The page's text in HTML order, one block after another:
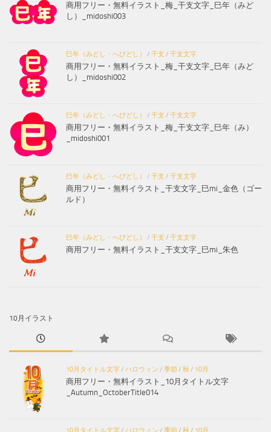
商用フリー・無料イラスト_梅_干支文字_巳年（みど
し）_midoshi003
巳年（みどし・へびどし） / 干支 / 干支文字
商用フリー・無料イラスト_梅_干支文字_巳年（みど
し）_midoshi002
巳年（みどし・へびどし） / 干支 / 干支文字
商用フリー・無料イラスト_梅_干支文字_巳年（み）
_midoshi001
巳年（みどし・へびどし） / 干支 / 干支文字
商用フリー・無料イラスト_干支文字_巳mi_金色（ゴー
ルド）
巳年（みどし・へびどし） / 干支 / 干支文字
商用フリー・無料イラスト_干支文字_巳mi_朱色
10月イラスト
10月タイトル文字/ ハロウィン / 季節/ 秋 / 10月
商用フリー・無料イラスト_10月タイトル文字
_Autumn_OctoberTitle014